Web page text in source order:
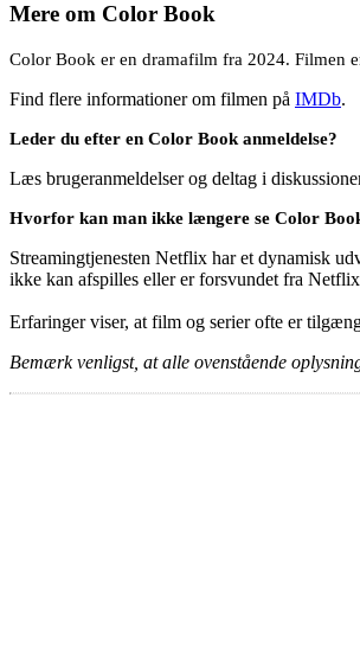
Mere om Color Book
Color Book er en dramafilm fra 2024. Filmen
Find flere informationer om filmen på IMDb.
Leder du efter en Color Book anmeldelse?
Læs brugeranmeldelser og deltag i
Hvorfor kan man ikke længere se Color
Streamingtjenesten Netflix har et dynamisk
ikke kan afspilles eller er forsvundet fra
Erfaringer viser, at film og serier ofte er
Bemærk venligst, at alle ovenstående